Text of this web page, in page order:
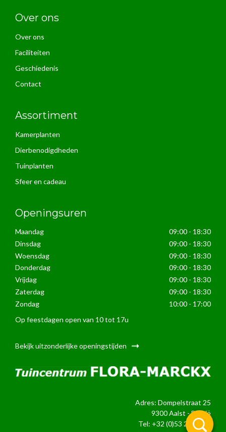
Over ons
Over ons
Faciliteiten
Geschiedenis
Contact
Assortiment
Kamerplanten
Dierbenodigdheden
Tuinplanten
Sfeer en cadeau
Openingsuren
Maandag
09:00 - 18:30
Dinsdag
09:00 - 18:30
Woensdag
09:00 - 18:30
Donderdag
09:00 - 18:30
Vrijdag
09:00 - 18:30
Zaterdag
09:00 - 18:30
Zondag
10:00 - 17:00
Op feestdagen open van 10 tot 17u
Bekijk uitzonderlijke openingstijden
Adres: Dompelstraat 25
9300 Aalst - België
Tel: +32 (0)53 21 24 39